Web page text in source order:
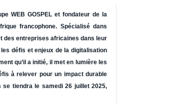
WEB GOSPEL et fondateur de la
francophone. Spécialisé dans
des entreprises africaines dans leur
défis et enjeux de la digitalisation
qu’il a initié, il met en lumière les
à relever pour un impact durable
se tiendra le samedi 26 juillet 2025,